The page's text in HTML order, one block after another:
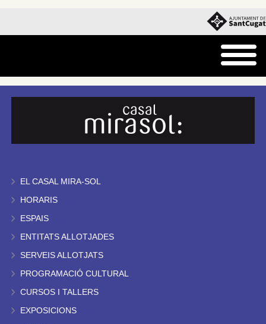
EL CASAL MIRA-SOL
HORARIS
ESPAIS
ENTITATS ALLOTJADES
SERVEIS ALLOTJATS
PROGRAMACIÓ CULTURAL
CURSOS I TALLERS
EXPOSICIONS